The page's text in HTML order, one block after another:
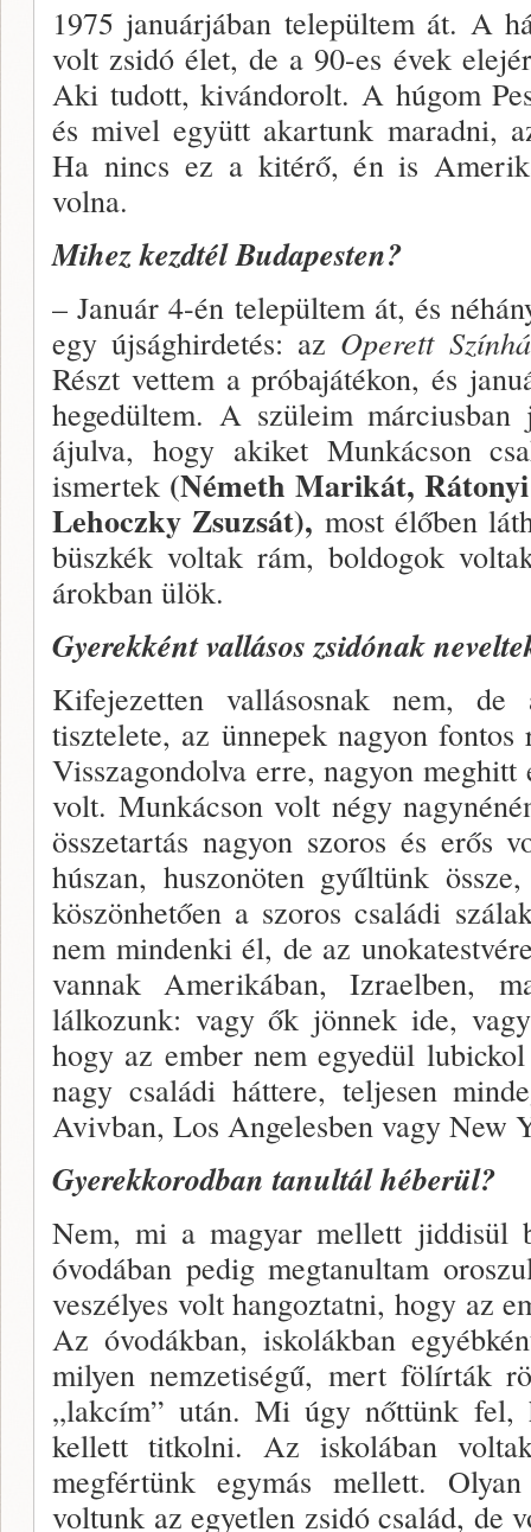
1975 januárjában települtem át. A
volt zsidó élet, de a 90-es évek
Aki tudott, kivándorolt. A húgom
és mivel együtt akartunk maradni,
Ha nincs ez a kitérő, én is
volna.
Mihez kezdtél Budapesten?
– Január 4-én települtem át, és
egy új­sághirdetés: az Operett
Részt vettem a pró­bajátékon, és
hegedültem. A szüleim
ájulva, hogy akiket Munkácson
ismertek (Németh Mari­kát,
Lehoczky Zsuzsát), most élőben
büszkék vol­tak rám, boldogok
árokban ülök.
Gyerekként vallásos zsidónak
Kifejezetten vallásosnak nem, de
tisztelete, az ünnepek nagyon
Visszagondolva erre, nagyon
volt. Munkácson volt négy
összetartás nagyon szoros és erős
húszan, hu­szonöten gyűltünk
kö­szönhetően a szoros családi
nem mindenki él, de az
vannak Amerikában, Izraelben,
lálkozunk: vagy ők jönnek ide,
hogy az ember nem egyedül
nagy családi háttere, teljesen
Avivban, Los Angelesben vagy New
Gyerekkorodban tanultál héberül?
Nem, mi a magyar mellett jiddisül
óvodában pedig megtanultam
veszélyes volt hangoztat­ni, hogy az
Az óvodákban, iskolákban
milyen nemzetiségű, mert fölírták
„lakcím” után. Mi úgy nőttünk fel,
kellett titkolni. Az iskolában
megfértünk egy­más mellett.
voltunk az egyetlen zsidó család, de